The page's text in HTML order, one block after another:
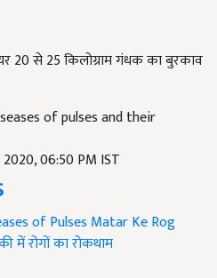
20 से 25 किलोग्राम गंधक का बुरकाव
of pulses and their
06:50 PM IST
of Pulses Matar Ke Rog
में रोगों का रोकथाम